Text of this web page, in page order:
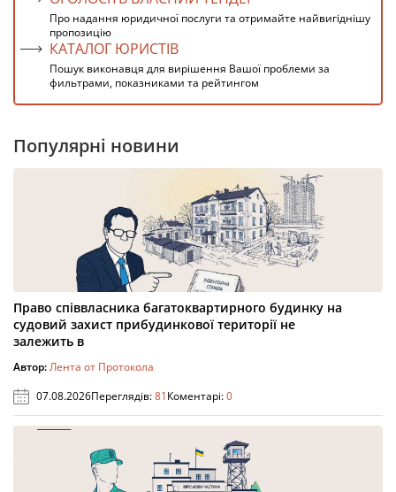
Про надання юридичної послуги та отримайте найвигіднішу
пропозицію
КАТАЛОГ ЮРИСТІВ
Пошук виконавця для вирішення Вашої проблеми за
фильтрами, показниками та рейтингом
Популярні новини
Право співвласника багатоквартирного будинку на
судовий захист прибудинкової території не
залежить в
Автор:Лента от Протокола
07.08.2026Переглядів:81Коментарі:0